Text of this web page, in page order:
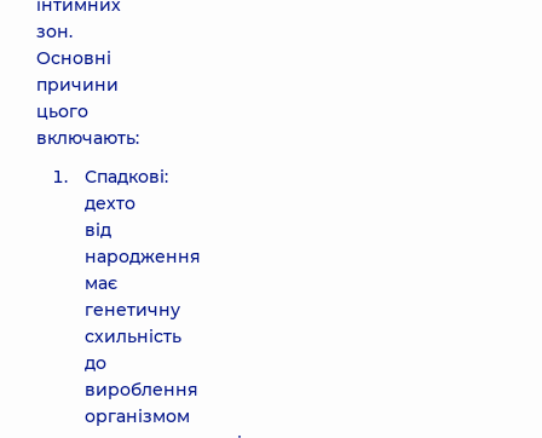
інтимних
зон.
Основні
причини
цього
включають:
Спадкові:
дехто
від
народження
має
генетичну
схильність
до
вироблення
організмом